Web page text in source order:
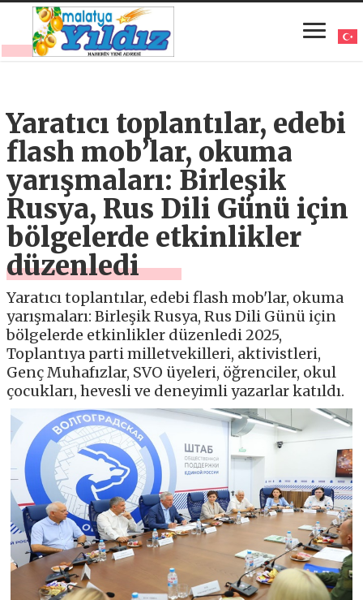
Yaratıcı toplantılar, edebi
flash mob’lar, okuma
yarışmaları: Birleşik
Rusya, Rus Dili Günü için
bölgelerde etkinlikler
düzenledi
Yaratıcı toplantılar, edebi flash mob'lar, okuma
yarışmaları: Birleşik Rusya, Rus Dili Günü için
bölgelerde etkinlikler düzenledi 2025,
Toplantıya parti milletvekilleri, aktivistleri,
Genç Muhafızlar, SVO üyeleri, öğrenciler, okul
çocukları, hevesli ve deneyimli yazarlar katıldı.